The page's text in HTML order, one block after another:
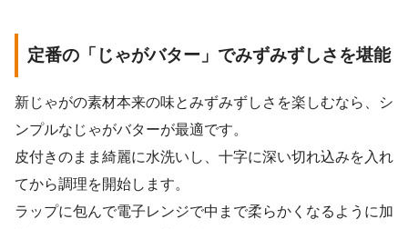
定番の「じゃがバター」でみずみずしさを堪能
新じゃがの素材本来の味とみずみずしさを楽しむなら、シ
ンプルなじゃがバターが最適です。
皮付きのまま綺麗に水洗いし、十字に深い切れ込みを入れ
てから調理を開始します。
ラップに包んで電子レンジで中まで柔らかくなるように加